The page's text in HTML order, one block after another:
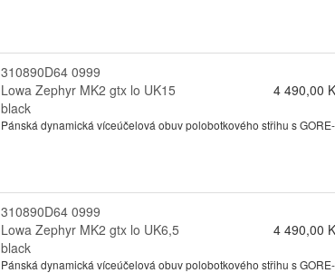
310890D64 0999
Lowa Zephyr MK2 gtx lo UK15
black
4 490,00
Pánská dynamická víceúčelová obuv polobotkového střihu s
310890D64 0999
Lowa Zephyr MK2 gtx lo UK6,5
black
4 490,00
Pánská dynamická víceúčelová obuv polobotkového střihu s